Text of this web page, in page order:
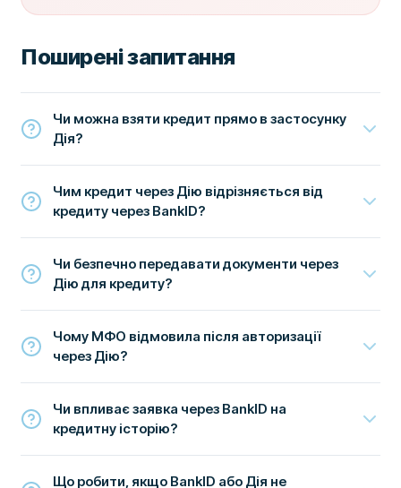
Поширені запитання
Чи можна взяти кредит прямо в застосунку
Дія?
Чим кредит через Дію відрізняється від
кредиту через BankID?
Чи безпечно передавати документи через
Дію для кредиту?
Чому МФО відмовила після авторизації
через Дію?
Чи впливає заявка через BankID на
кредитну історію?
Що робити, якщо BankID або Дія не